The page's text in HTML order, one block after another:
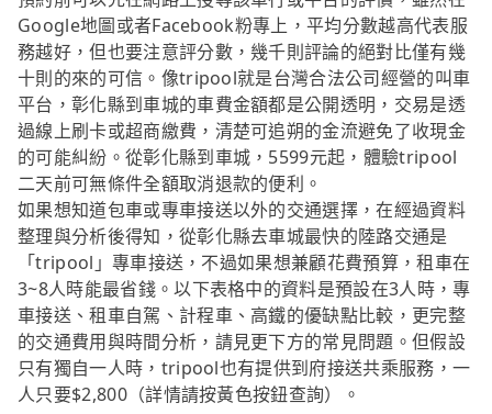
Google地圖或者Facebook粉專上，平均分數越高代表服
務越好，但也要注意評分數，幾千則評論的絕對比僅有幾
十則的來的可信。像tripool就是台灣合法公司經營的叫車
平台，彰化縣到車城的車費金額都是公開透明，交易是透
過線上刷卡或超商繳費，清楚可追朔的金流避免了收現金
的可能糾紛。從彰化縣到車城，5599元起，體驗tripool
二天前可無條件全額取消退款的便利。
如果想知道包車或專車接送以外的交通選擇，在經過資料
整理與分析後得知，從彰化縣去車城最快的陸路交通是
「tripool」專車接送，不過如果想兼顧花費預算，租車在
3~8人時能最省錢。以下表格中的資料是預設在3人時，專
車接送、租車自駕、計程車、高鐵的優缺點比較，更完整
的交通費用與時間分析，請見更下方的常見問題。但假設
只有獨自一人時，tripool也有提供到府接送共乘服務，一
人只要$2,800（詳情請按黃色按鈕查詢）。